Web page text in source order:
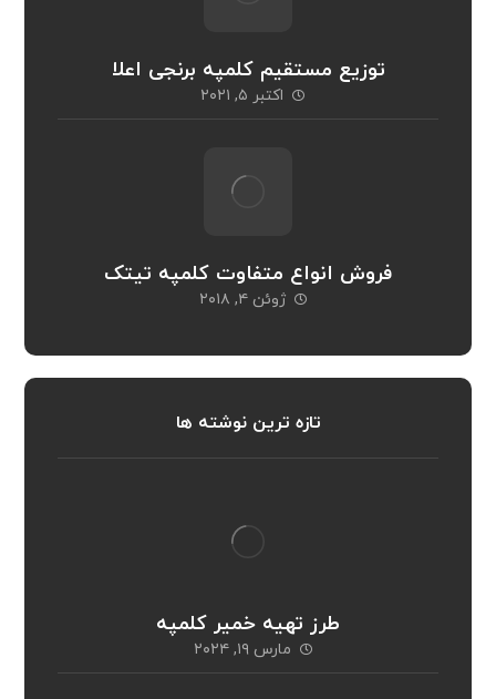
توزیع مستقیم کلمپه برنجی اعلا
اکتبر ۵, ۲۰۲۱
فروش انواع متفاوت کلمپه تیتک
ژوئن ۴, ۲۰۱۸
تازه ترین نوشته ها
طرز تهیه خمیر کلمپه
مارس ۱۹, ۲۰۲۴